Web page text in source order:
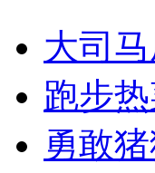
大司
跑步
勇敢